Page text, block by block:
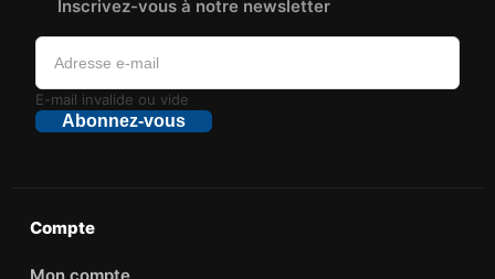
Inscrivez-vous à notre newsletter
E-mail invalide ou vide
Abonnez-vous
Compte